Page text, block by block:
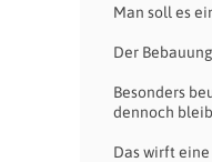
Man soll es
Der
Besonders
dennoch
Das wirft